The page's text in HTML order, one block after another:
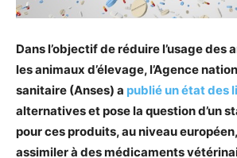
Dans l’objectif de réduire l’usage des
les animaux d’élevage, l’Agence
sanitaire (Anses) a publié un état des
alternatives et pose la question d’un
pour ces produits, au niveau
assimiler à des médicaments